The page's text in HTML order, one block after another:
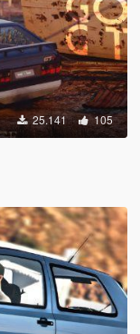
25.141 105